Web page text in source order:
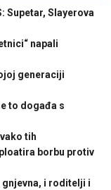
Supetar, Slayerova
napali
generaciji
to događa s
tih
borbu protiv
gnjevna, i roditelji i